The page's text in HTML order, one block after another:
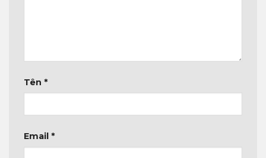
Tên *
Email *